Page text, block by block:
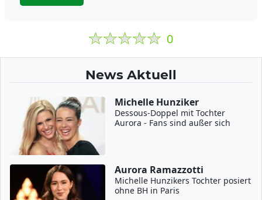
0
News Aktuell
Michelle Hunziker
Dessous-Doppel mit Tochter
Aurora - Fans sind außer sich
Aurora Ramazzotti
Michelle Hunzikers Tochter posiert
ohne BH in Paris